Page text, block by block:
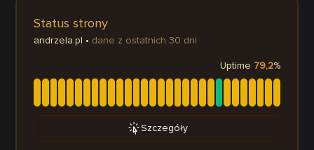
Status strony
andrzela.pl • dane z ostatnich 30 dni
Uptime 79,2%
Szczegóły